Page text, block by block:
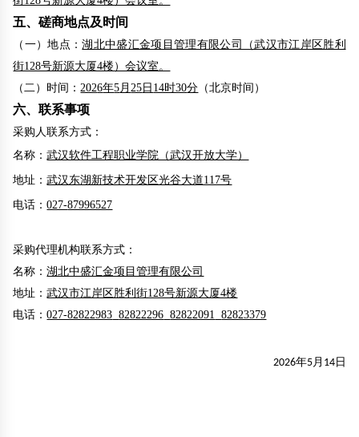
五、磋商地点及时间
（一）地点：湖北中盛汇金项目管理有限公司（武汉市江岸区胜利
街128号新源大厦4楼）会议室。
（二）时间：2026年5月25 日 14时30分 （北京时间）
六、联系事项
采购人联系方式：
名称：武汉软件工程职业学院（武汉开放大学）
地址：武汉东湖新技术开发区光谷大道117号
电话：027-87996527
采购代理机构联系方式：
名称：湖北中盛汇金项目管理有限公司
地址：武汉市江岸区胜利街128号新源大厦4楼
电话：027-82822983 82822296 82822091 82823379
2026年5月14日